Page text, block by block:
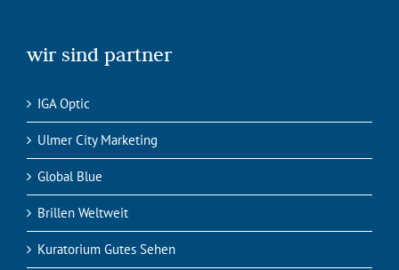
wir sind partner
IGA Optic
Ulmer City Marketing
Global Blue
Brillen Weltweit
Kuratorium Gutes Sehen